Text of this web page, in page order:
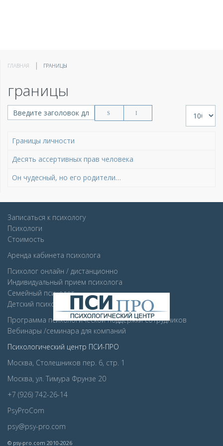
ГЛАВНАЯ ГРАНИЦЫ
границы
Введите заголовок для поиска...
Границы личности
Десять ассертивных прав человека
Он чудесный, но его родители…
Записаться к психологу
Психологи
Стоимость
Аренда кабинета психолога
Психолог онлайн / дистанционно
Индивидуальный прием психолога
Семейный психолог
Детcкий психолог
Программа психологической поддержки сотрудников
Вебинары /семинара для компаний
Психологический центр ПСИ-ПРО
Москва, Столешников пер. 6, стр. 1
Москва, ул. Тимура Фрунзе 20
+7 (926) 742-26-14
PsyProCom
psy@psy-pro.com
© psy-pro.com 2010-2026